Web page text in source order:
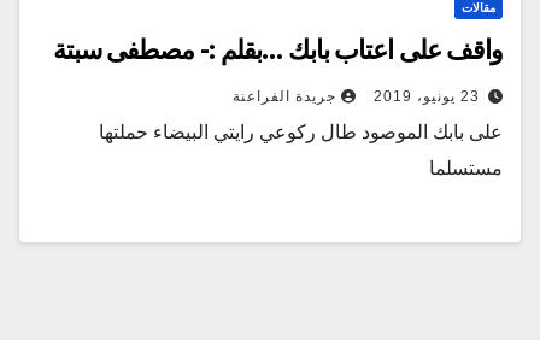
مقالات
واقف على اعتاب بابك …بقلم :- مصطفى سبتة
23 يونيو، 2019 جريدة الفراعنة
على بابك الموصود طال ركوعي رايتي البيضاء حملتها
مستسلما